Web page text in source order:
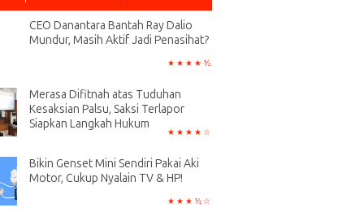
CEO Danantara Bantah Ray Dalio
Mundur, Masih Aktif Jadi Penasihat?
Merasa Difitnah atas Tuduhan
Kesaksian Palsu, Saksi Terlapor
Siapkan Langkah Hukum
Bikin Genset Mini Sendiri Pakai Aki
Motor, Cukup Nyalain TV & HP!